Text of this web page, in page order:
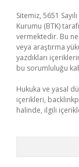
Sitemiz, 5651
Kurumu (BTK)
vermektedir. Bu
veya araştırma
yazdıkları
bu sorumluluğu
Hukuka ve yasal
içerikleri,
halinde, ilgili